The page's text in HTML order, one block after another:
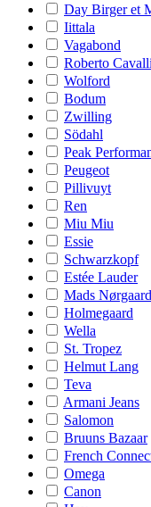
Day Birger et
Iittala
Vagabond
Roberto Cavalli
Wolford
Bodum
Zwilling
Södahl
Peak
Peugeot
Pillivuyt
Ren
Miu Miu
Essie
Schwarzkopf
Estée Lauder
Mads Nørgaard
Holmegaard
Wella
St. Tropez
Helmut Lang
Teva
Armani Jeans
Salomon
Bruuns Bazaar
French
Omega
Canon